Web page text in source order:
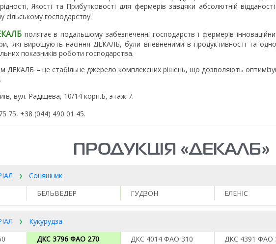
Якості та Прибутковості для фермерів завдяки абсолютній
сільському господарству.
полягає в подальшому забезпеченні господарств і фермерів
які вирощують насіння ДЕКАЛБ, були впевненими в продуктивності та
показників роботи господарства.
ДЕКАЛБ – це стабільне джерело комплексних рішень, що дозволяють
вул. Радіщева, 10/14 корп.Б, этаж 7.
75, +38 (044) 490 01 45.
ПРОДУКЦІЯ «ДЕКАЛБ»
Соняшник
БЕЛЬВЕДЕР ГУДЗОН ЕЛЕНІС
Кукурудза
ДКС 3796 ФАО 270
ДКС 4014 ФАО 310
ДКС 4391 ФАО